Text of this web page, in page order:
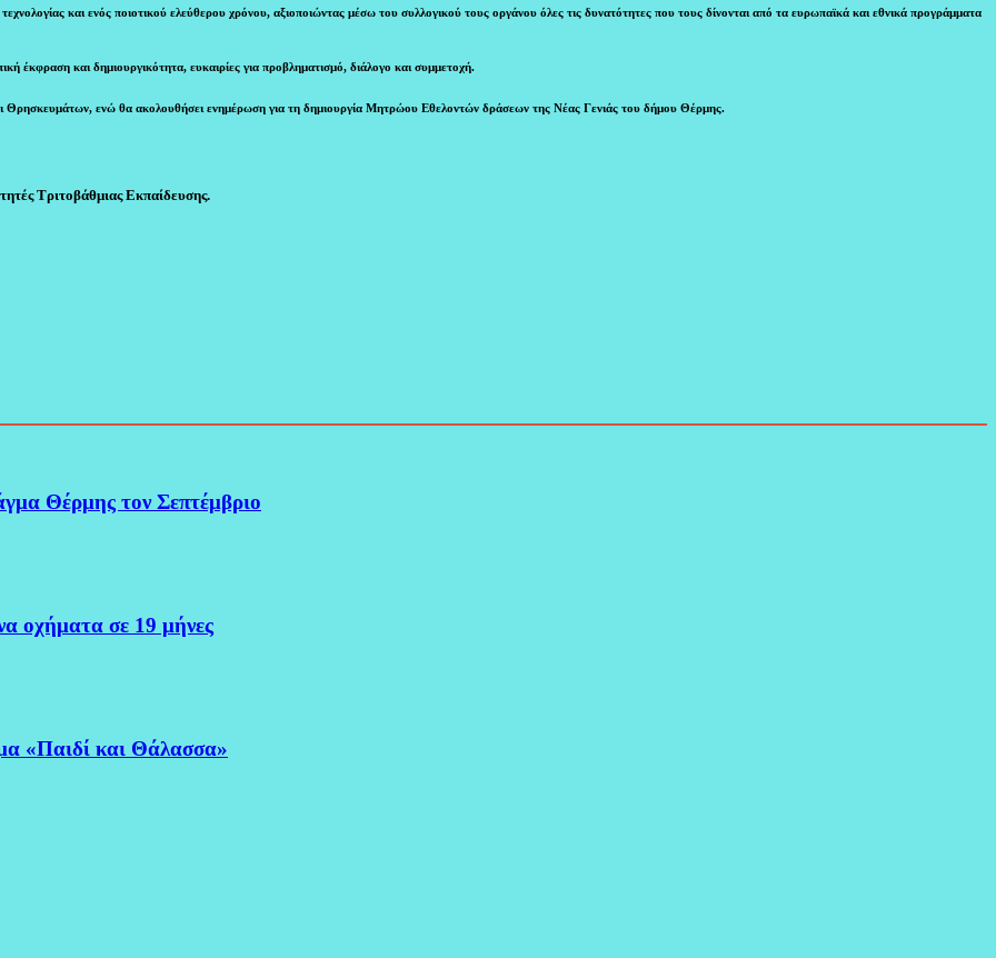
και ενός ποιοτικού ελεύθερου χρόνου, αξιοποιώντας μέσω του συλλογικού τους οργάνου όλες τις δυνατότητες που τους δίνονται από τα ευρωπαϊκά και εθνικά προγράμματα
και δημιουργικότητα, ευκαιρίες για προβληματισμό, διάλογο και συμμετοχή.
Θρησκευμάτων, ενώ θα ακολουθήσει ενημέρωση για τη δημιουργία Μητρώου Εθελοντών δράσεων της Νέας Γενιάς του δήμου Θέρμης.
Τριτοβάθμιας Εκπαίδευσης.
Θέρμης τον Σεπτέμβριο
οχήματα σε 19 μήνες
«Παιδί και Θάλασσα»